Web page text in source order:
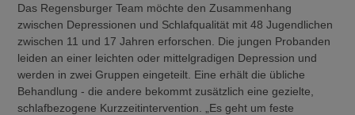
Das Regensburger Team möchte den Zusammenhang
zwischen Depressionen und Schlafqualität mit 48 Jugendlichen
zwischen 11 und 17 Jahren erforschen. Die jungen Probanden
leiden an einer leichten oder mittelgradigen Depression und
werden in zwei Gruppen eingeteilt. Eine erhält die übliche
Behandlung - die andere bekommt zusätzlich eine gezielte,
schlafbezogene Kurzzeitintervention. „Es geht um feste